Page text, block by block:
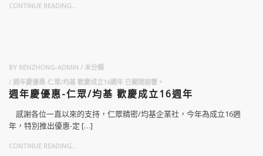
CONTINUE READING...
BY RENZHONG-ADMIN
未分類
週年慶優惠-仁眾/均基 歡慶成立16週年 已關閉迴響。
週年慶優惠-仁眾/均基 歡慶成立16週年
感謝各位一直以來的支持，仁眾精密/均基企業社，今年為成立16週
年，特別推出優惠-定 […]
CONTINUE READING...